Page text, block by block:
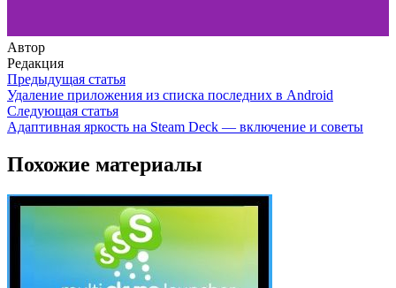
Автор
Редакция
Предыдущая статья
Удаление приложения из списка последних в Android
Следующая статья
Адаптивная яркость на Steam Deck — включение и советы
Похожие материалы